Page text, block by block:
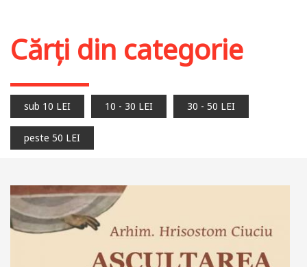
Cărți din categorie
sub 10 LEI 10 - 30 LEI 30 - 50 LEI
peste 50 LEI